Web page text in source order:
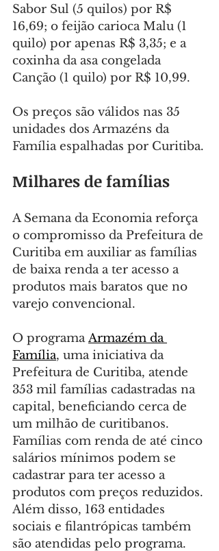
Sabor Sul (5 quilos) por R$
16,69; o feijão carioca Malu (1
quilo) por apenas R$ 3,35; e a
coxinha da asa congelada
Canção (1 quilo) por R$ 10,99.
Os preços são válidos nas 35
unidades dos Armazéns da
Família espalhadas por Curitiba.
Milhares de famílias
A Semana da Economia reforça
o compromisso da Prefeitura de
Curitiba em auxiliar as famílias
de baixa renda a ter acesso a
produtos mais baratos que no
varejo convencional.
O programa Armazém da
Família, uma iniciativa da
Prefeitura de Curitiba, atende
353 mil famílias cadastradas na
capital, beneficiando cerca de
um milhão de curitibanos.
Famílias com renda de até cinco
salários mínimos podem se
cadastrar para ter acesso a
produtos com preços reduzidos.
Além disso, 163 entidades
sociais e filantrópicas também
são atendidas pelo programa.